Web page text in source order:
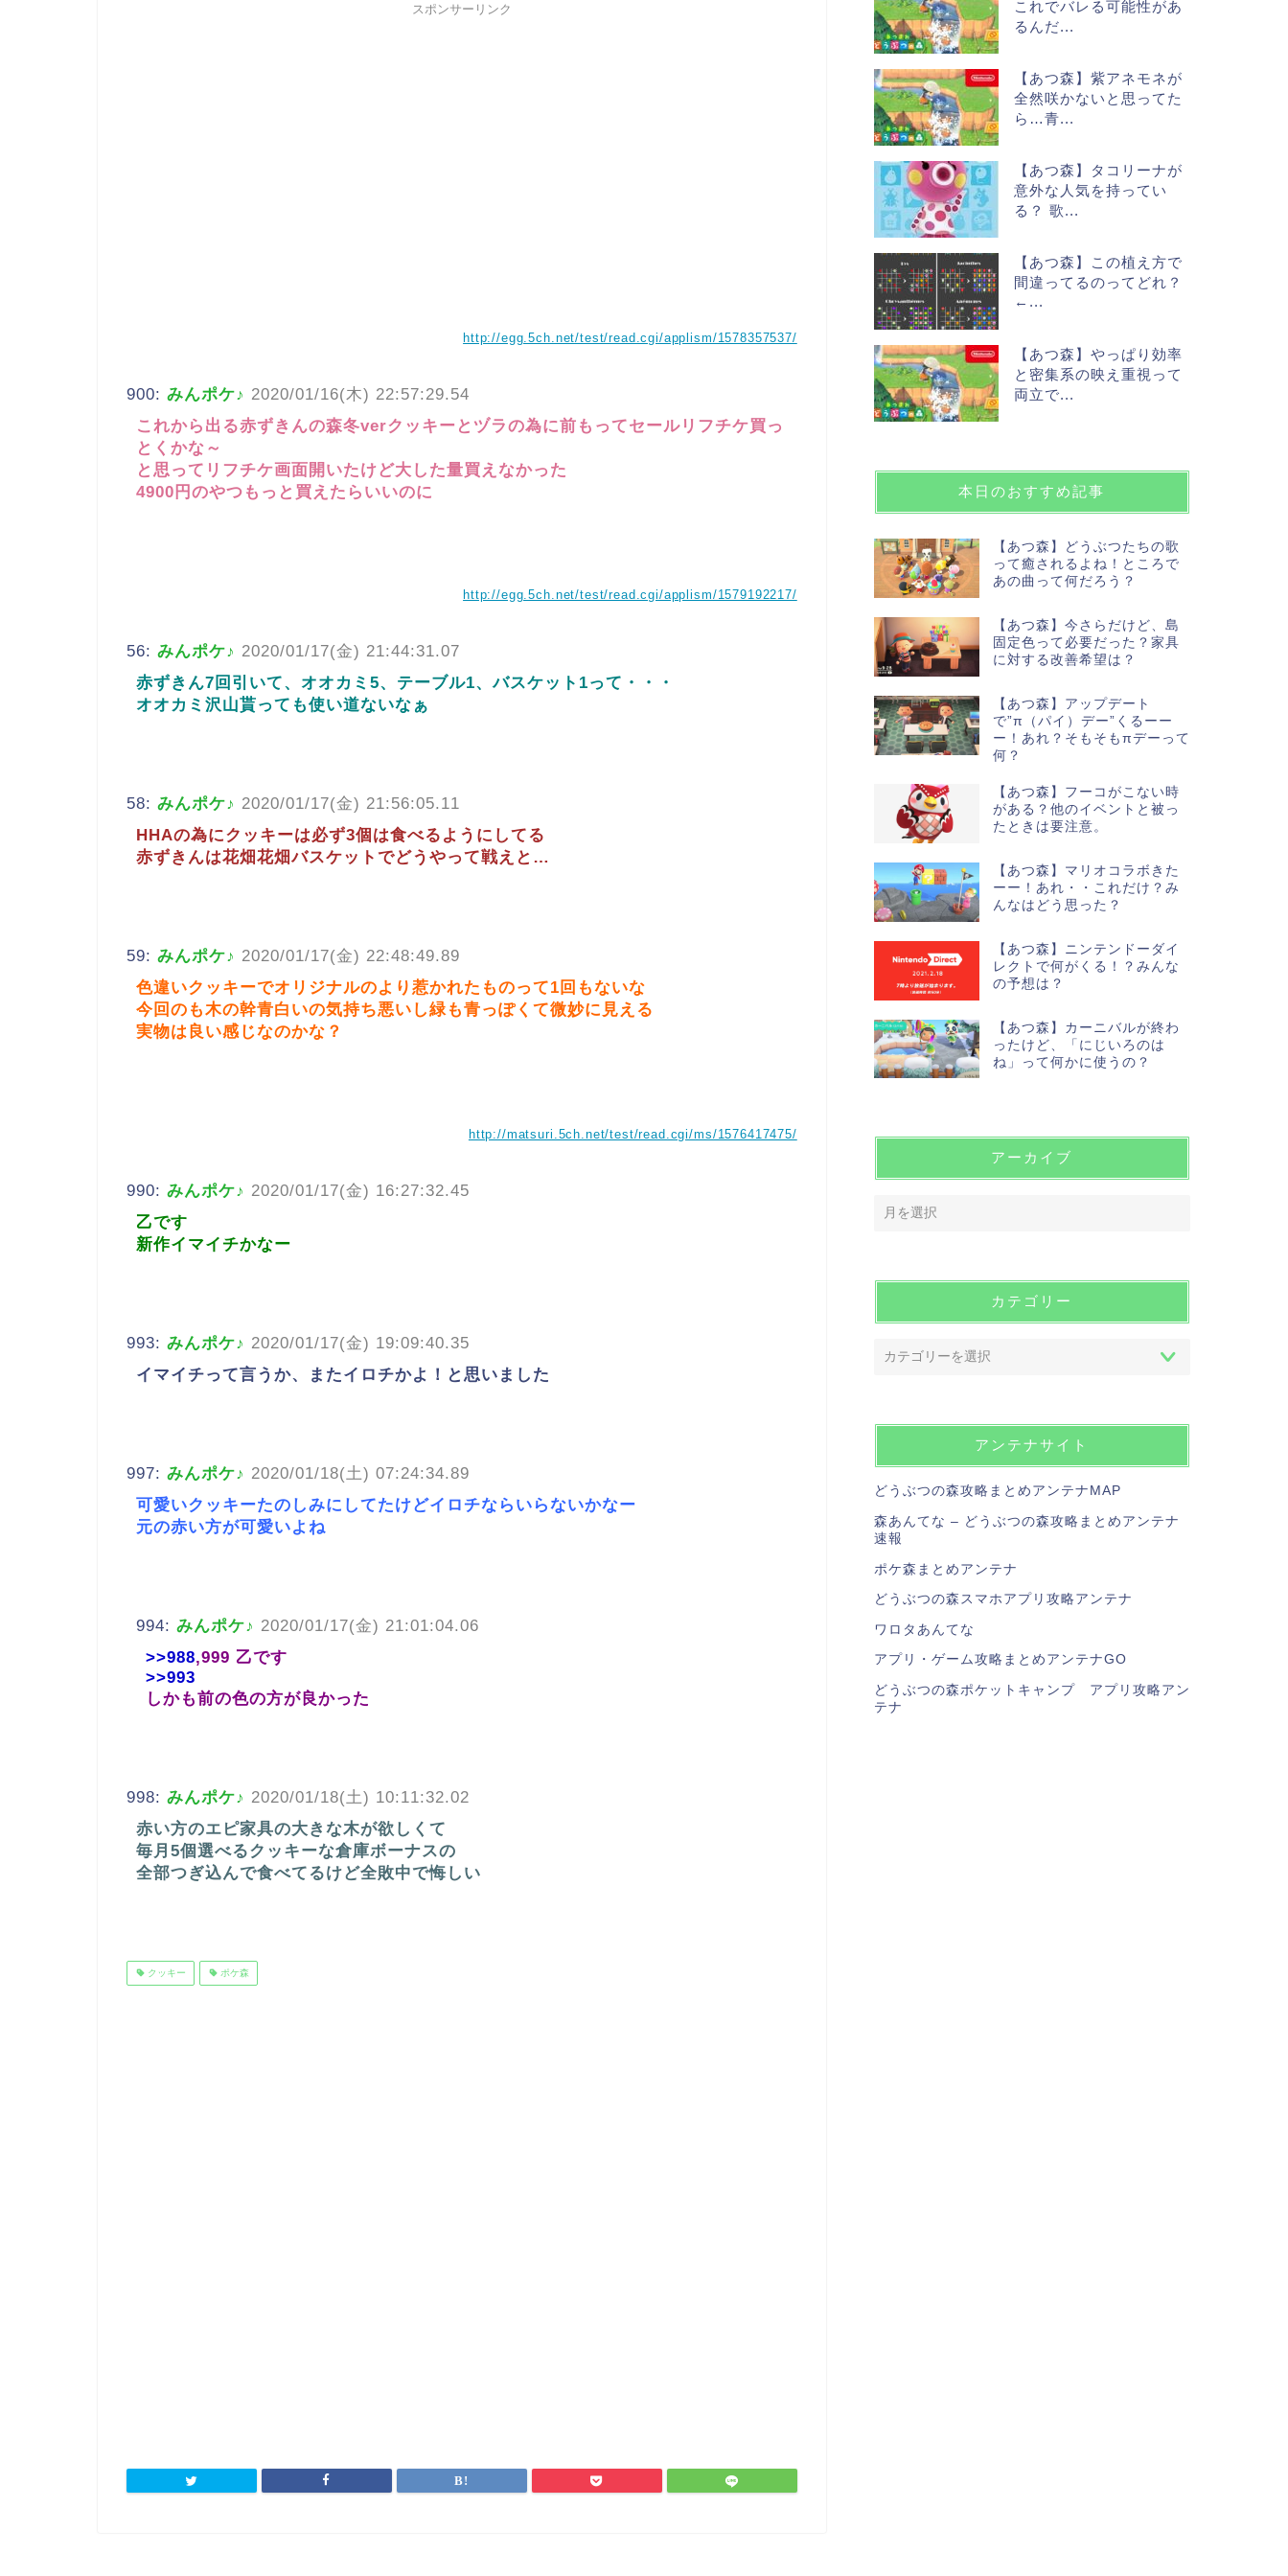
スポンサーリンク
http://egg.5ch.net/test/read.cgi/applism/1578357537/
900: みんポケ♪ 2020/01/16(木) 22:57:29.54
これから出る赤ずきんの森冬verクッキーとヅラの為に前もってセールリフチケ買っ
とくかな～
と思ってリフチケ画面開いたけど大した量買えなかった
4900円のやつもっと買えたらいいのに
http://egg.5ch.net/test/read.cgi/applism/1579192217/
56: みんポケ♪ 2020/01/17(金) 21:44:31.07
赤ずきん7回引いて、オオカミ5、テーブル1、バスケット1って・・・
オオカミ沢山貰っても使い道ないなぁ
58: みんポケ♪ 2020/01/17(金) 21:56:05.11
HHAの為にクッキーは必ず3個は食べるようにしてる
赤ずきんは花畑花畑バスケットでどうやって戦えと…
59: みんポケ♪ 2020/01/17(金) 22:48:49.89
色違いクッキーでオリジナルのより惹かれたものって1回もないな
今回のも木の幹青白いの気持ち悪いし緑も青っぽくて微妙に見える
実物は良い感じなのかな？
http://matsuri.5ch.net/test/read.cgi/ms/1576417475/
990: みんポケ♪ 2020/01/17(金) 16:27:32.45
乙です
新作イマイチかなー
993: みんポケ♪ 2020/01/17(金) 19:09:40.35
イマイチって言うか、またイロチかよ！と思いました
997: みんポケ♪ 2020/01/18(土) 07:24:34.89
可愛いクッキーたのしみにしてたけどイロチならいらないかなー
元の赤い方が可愛いよね
994: みんポケ♪ 2020/01/17(金) 21:01:04.06
>>988,999 乙です
>>993
しかも前の色の方が良かった
998: みんポケ♪ 2020/01/18(土) 10:11:32.02
赤い方のエピ家具の大きな木が欲しくて
毎月5個選べるクッキーな倉庫ボーナスの
全部つぎ込んで食べてるけど全敗中で悔しい
クッキー ポケ森
これでバレる可能性があ
るんだ...
【あつ森】紫アネモネが
全然咲かないと思ってた
ら…青...
【あつ森】タコリーナが
意外な人気を持ってい
る？ 歌...
【あつ森】この植え方で
間違ってるのってどれ？
←...
【あつ森】やっぱり効率
と密集系の映え重視って
両立で...
本日のおすすめ記事
【あつ森】どうぶつたちの歌
って癒されるよね！ところで
あの曲って何だろう？
【あつ森】今さらだけど、島
固定色って必要だった？家具
に対する改善希望は？
【あつ森】アップデート
で”π（パイ）デー”くるーー
ー！あれ？そもそもπデーって
何？
【あつ森】フーコがこない時
がある？他のイベントと被っ
たときは要注意。
【あつ森】マリオコラボきた
ーー！あれ・・これだけ？み
んなはどう思った？
【あつ森】ニンテンドーダイ
レクトで何がくる！？みんな
の予想は？
【あつ森】カーニバルが終わ
ったけど、「にじいろのは
ね」って何かに使うの？
アーカイブ
カテゴリー
アンテナサイト
どうぶつの森攻略まとめアンテナMAP
森あんてな – どうぶつの森攻略まとめアンテナ
速報
ポケ森まとめアンテナ
どうぶつの森スマホアプリ攻略アンテナ
ワロタあんてな
アプリ・ゲーム攻略まとめアンテナGO
どうぶつの森ポケットキャンプ アプリ攻略アン
テナ